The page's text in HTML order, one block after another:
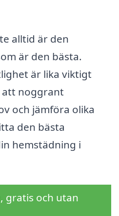
alltid är den
är den bästa.
är lika viktigt
att noggrant
och jämföra olika
den bästa
hemstädning i
gratis och utan